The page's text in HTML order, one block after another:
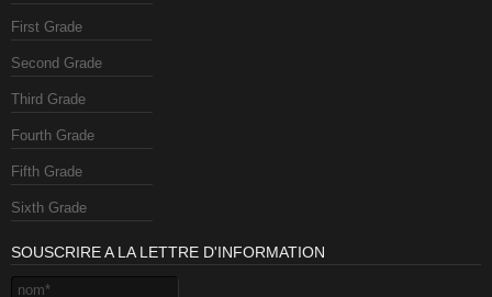
First Grade
Second Grade
Third Grade
Fourth Grade
Fifth Grade
Sixth Grade
SOUSCRIRE A LA LETTRE D'INFORMATION